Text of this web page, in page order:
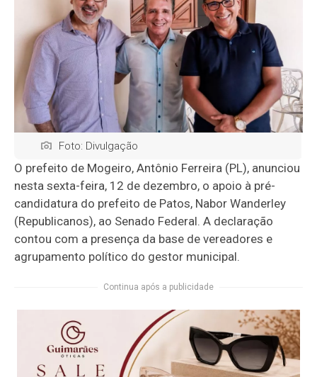
Foto: Divulgação
O prefeito de Mogeiro, Antônio Ferreira (PL), anunciou
nesta sexta-feira, 12 de dezembro, o apoio à pré-
candidatura do prefeito de Patos, Nabor Wanderley
(Republicanos), ao Senado Federal. A declaração
contou com a presença da base de vereadores e
agrupamento político do gestor municipal.
Continua após a publicidade